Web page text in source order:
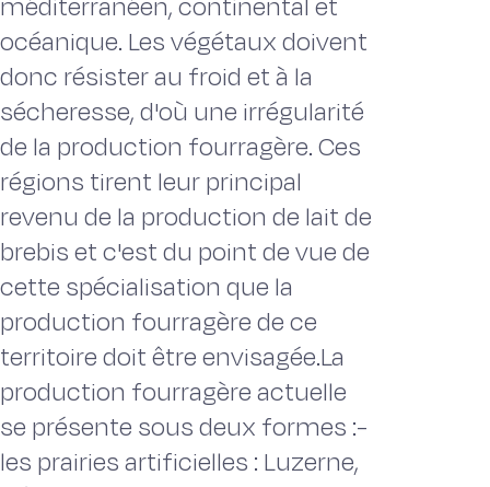
océanique. Les végétaux doivent
donc résister au froid et à la
sécheresse, d'où une irrégularité
de la production fourragère. Ces
régions tirent leur principal
revenu de la production de lait de
brebis et c'est du point de vue de
cette spécialisation que la
production fourragère de ce
territoire doit être envisagée.La
production fourragère actuelle
se présente sous deux formes :-
les prairies artificielles : Luzerne,